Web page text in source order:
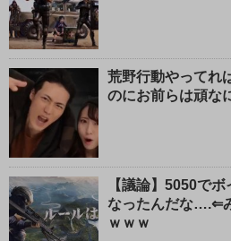
荒野行動やってれ
のにお前らは頑な
【議論】5050で
なったんだな….⇐
ｗｗｗ